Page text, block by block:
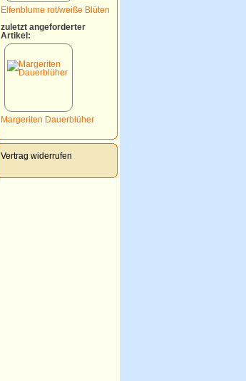
Elfenblume rot/weiße Blüten
zuletzt angeforderter
Artikel:
Margeriten Dauerblüher
Vertrag widerrufen